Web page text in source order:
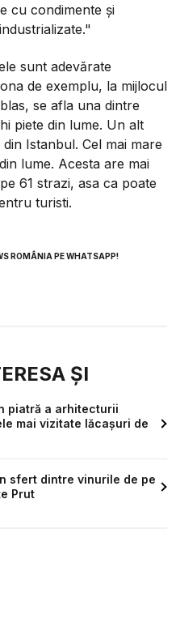
cu condimente și
sunt adevărate
de exemplu, la mijlocul
se afla una dintre
piete din lume. Un alt
Istanbul. Cel mai mare
lume. Acesta are mai
61 strazi, asa ca poate
turisti.
ROMÂNIA PE WHATSAPP!
ȘI
piatră a arhitecturii
mai vizitate lăcașuri de
sfert dintre vinurile de pe
Prut